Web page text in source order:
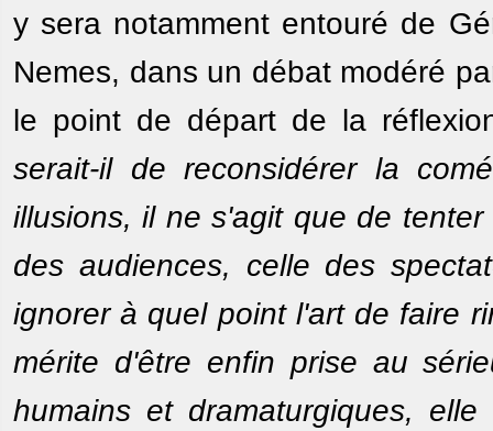
y sera notamment entouré de
Nemes, dans un débat modéré
le point de départ de la
serait-il de reconsidérer la
illusions, il ne s'agit que de
des audiences, celle des
ignorer à quel point l'art de faire
mérite d'être enfin prise au
humains et dramaturgiques,